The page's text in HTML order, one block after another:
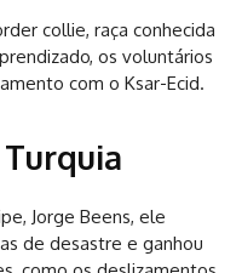
collie, raça conhecida
os voluntários
com o Ksar-Ecid.
Jorge Beens, ele
de desastre e ganhou